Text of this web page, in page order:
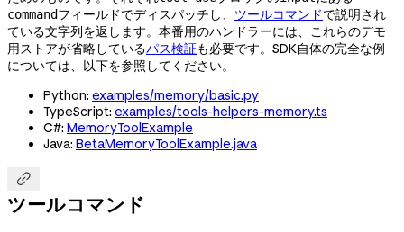
commandフィールドでディスパッチし、 ツールコマンドで説明され
ている文字列を返します。本番用のハンドラーには、これらのデモ
用ストアが省略しているパス検証も必要です。SDK自体の完全な例
については、以下を参照してください。
Python: examples/memory/basic.py
TypeScript: examples/tools-helpers-memory.ts
C#: MemoryToolExample
Java: BetaMemoryToolExample.java

ツールコマンド